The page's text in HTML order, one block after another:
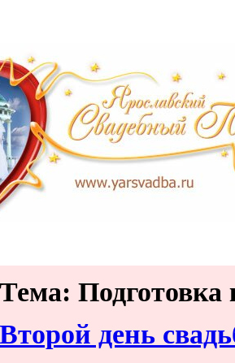
Тема: Подготовка
Второй день